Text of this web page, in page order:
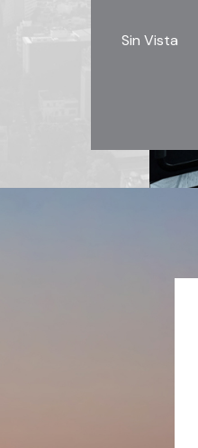
Sin Vista